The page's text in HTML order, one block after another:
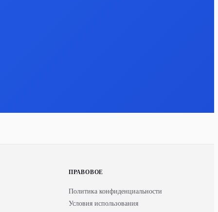
ПРАВОВОЕ
Политика конфиденциальности
Условия использования